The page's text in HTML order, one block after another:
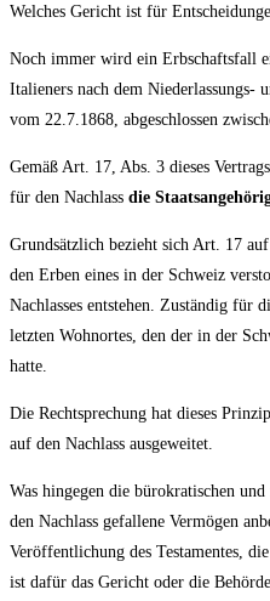
Welches Gericht ist für
Noch immer wird ein Erbschaftsfall
Italieners nach dem Niederlassungs-
vom 22.7.1868, abgeschlossen
Gemäß Art. 17, Abs. 3 dieses
für den Nachlass die
Grundsätzlich bezieht sich Art. 17
den Erben eines in der Schweiz
Nachlasses entstehen. Zuständig für
letzten Wohnortes, den der in der
hatte.
Die Rechtsprechung hat dieses
auf den Nachlass ausgeweitet.
Was hingegen die bürokratischen
den Nachlass gefallene Vermögen
Veröffentlichung des Testamentes,
ist dafür das Gericht oder die